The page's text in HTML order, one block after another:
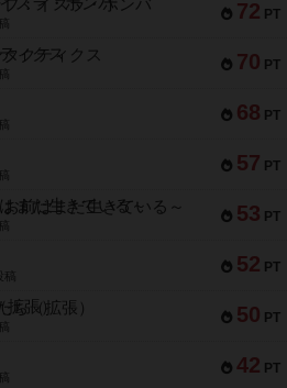
72 PT
：イスラ・ボンバ
70 PT
クティクス
68 PT
57 PT
53 PT
前はまだ生きている～
52 PT
稿
50 PT
ち（拡張）
42 PT